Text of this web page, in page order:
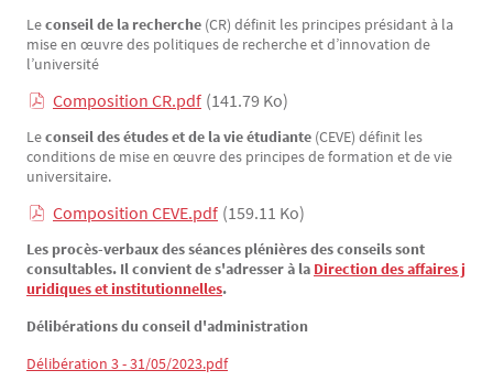
Leconseil de la recherche (CR) définit les principes présidant à la
mise en œuvre des politiques de recherche et d’innovation de
l’université
Composition CR.pdf (141.79 Ko)
Leconseil des études et de la vie étudiante (CEVE) définit les
conditions de mise en œuvre des principes de formation et de vie
universitaire.
Composition CEVE.pdf (159.11 Ko)
Les procès-verbaux des séances plénières des conseils sont
consultables. Il convient de s'adresser à la Direction des affaires j
uridiques et institutionnelles.
Délibérations du conseil d'administration
Délibération 3 - 31/05/2023.pdf